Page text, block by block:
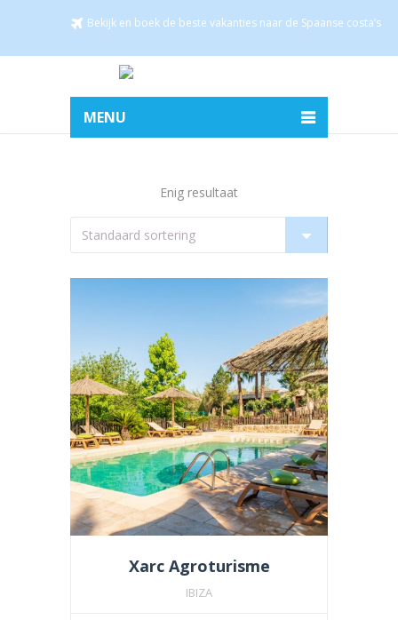
Bekijk en boek de beste vakanties naar de Spaanse costa’s
MENU
Enig resultaat
Xarc Agroturisme
IBIZA